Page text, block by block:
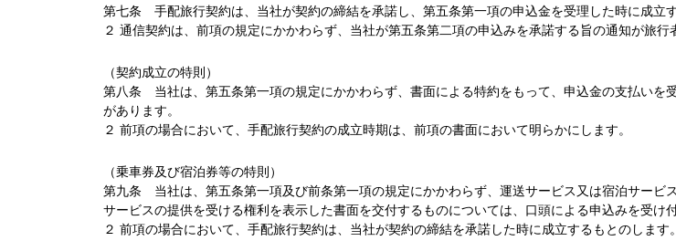
第七条 手配旅行契約は、当社が契約の締結を承諾し、第五条第一項の申込金を受理した時に成立す
２ 通信契約は、前項の規定にかかわらず、当社が第五条第二項の申込みを承諾する旨の通知が旅行
（契約成立の特則）
第八条 当社は、第五条第一項の規定にかかわらず、書面による特約をもって、申込金の支払いを
があります。
２ 前項の場合において、手配旅行契約の成立時期は、前項の書面において明らかにします。
（乗車券及び宿泊券等の特則）
第九条 当社は、第五条第一項及び前条第一項の規定にかかわらず、運送サービス又は宿泊サービ
サービスの提供を受ける権利を表示した書面を交付するものについては、口頭による申込みを受け
２ 前項の場合において、手配旅行契約は、当社が契約の締結を承諾した時に成立するもとのします。